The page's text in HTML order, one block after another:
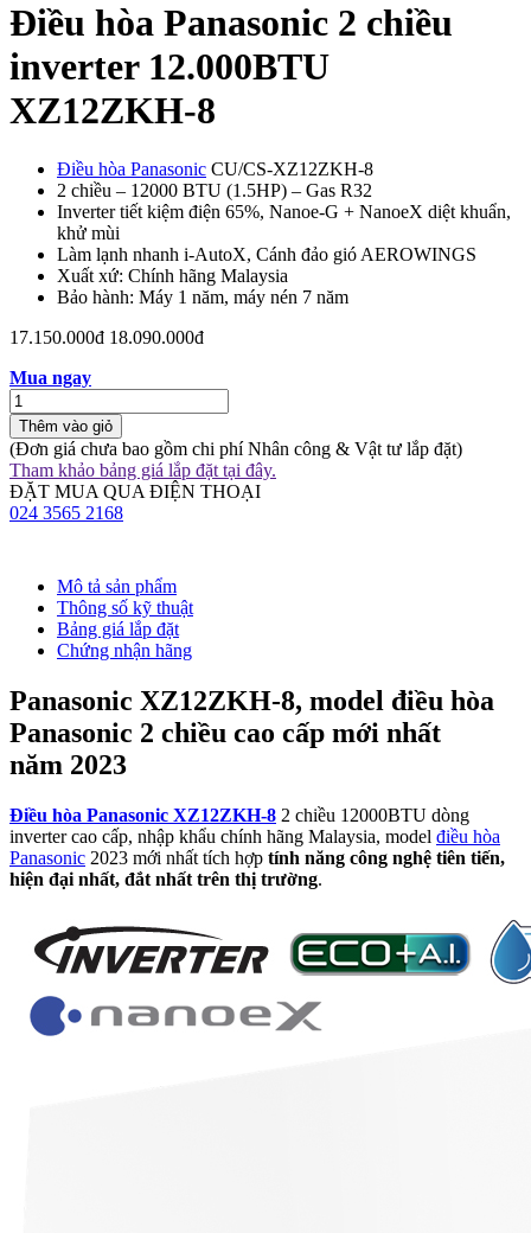
Điều hòa Panasonic 2 chiều
inverter 12.000BTU
XZ12ZKH-8
Điều hòa Panasonic CU/CS-XZ12ZKH-8
2 chiều – 12000 BTU (1.5HP) – Gas R32
Inverter tiết kiệm điện 65%, Nanoe-G + NanoeX diệt khuẩn,
khử mùi
Làm lạnh nhanh i-AutoX, Cánh đảo gió AEROWINGS
Xuất xứ: Chính hãng Malaysia
Bảo hành: Máy 1 năm, máy nén 7 năm
17.150.000đ 18.090.000đ
Mua ngay
Thêm vào giỏ
(Đơn giá chưa bao gồm chi phí Nhân công & Vật tư lắp đặt)
Tham khảo bảng giá lắp đặt tại đây.
ĐẶT MUA QUA ĐIỆN THOẠI
024 3565 2168
Mô tả sản phẩm
Thông số kỹ thuật
Bảng giá lắp đặt
Chứng nhận hãng
Panasonic XZ12ZKH-8, model điều hòa
Panasonic 2 chiều cao cấp mới nhất
năm 2023
Điều hòa Panasonic XZ12ZKH-8 2 chiều 12000BTU dòng
inverter cao cấp, nhập khẩu chính hãng Malaysia, model điều hòa
Panasonic 2023 mới nhất tích hợp tính năng công nghệ tiên tiến,
hiện đại nhất, đắt nhất trên thị trường.